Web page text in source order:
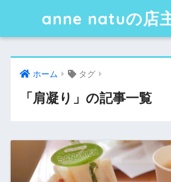
anne natuの店
ホーム タグ
「肩凝り」の記事一覧